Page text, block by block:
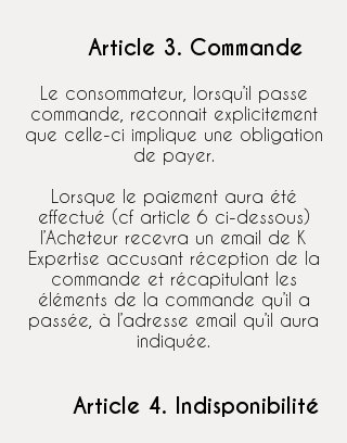
Article 3. Commande
Le consommateur, lorsqu’il passe
commande, reconnait explicitement
que celle-ci implique une obligation
de payer.
Lorsque le paiement aura été
effectué (cf article 6 ci-dessous)
l’Acheteur recevra un email de K
Expertise accusant réception de la
commande et récapitulant les
éléments de la commande qu’il a
passée, à l’adresse email qu’il aura
indiquée.
Article 4. Indisponibilité